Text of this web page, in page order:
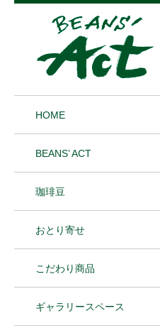
HOME
BEANS’ ACT
珈琲豆
おとり寄せ
こだわり商品
ギャラリースペース